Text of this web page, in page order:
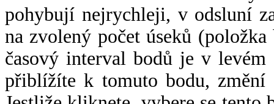
pohybují nejrychleji, v odsluní
na zvolený počet úseků
časový interval bodů je v
přiblížíte k tomuto bodu,